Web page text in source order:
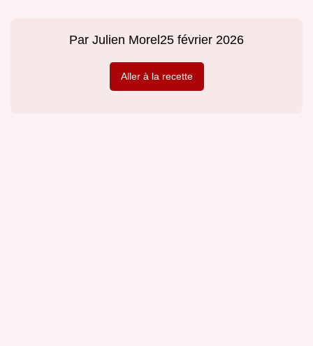
Par Julien Morel 25 février 2026
Aller à la recette